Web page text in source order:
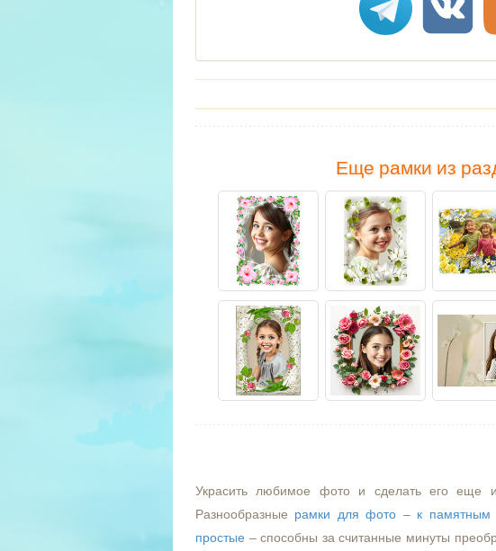
Еще рамки из
Украсить любимое фото и сделать его еще
Разнообразные рамки для фото – к памятным
простые – способны за считанные минуты